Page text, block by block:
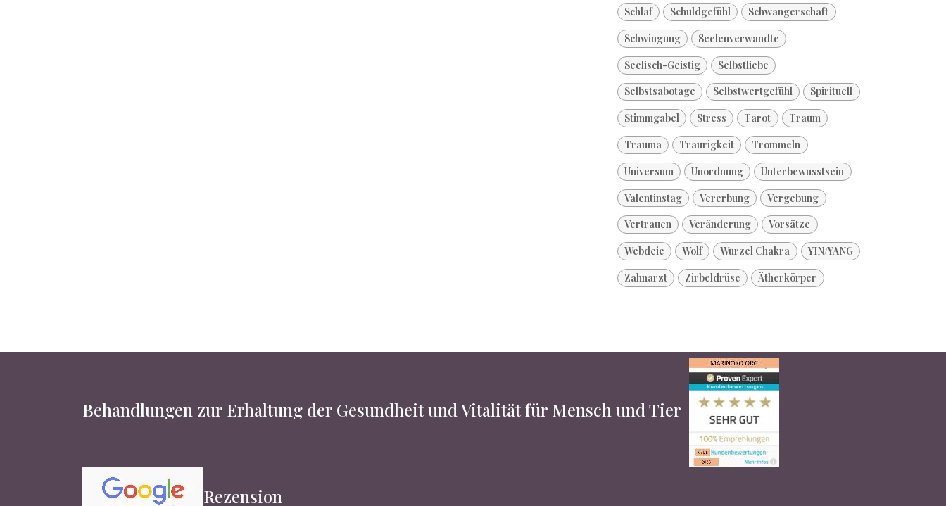
Schlaf
Schuldgefühl
Schwangerschaft
Schwingung
Seelenverwandte
Seelisch-Geistig
Selbstliebe
Selbstsabotage
Selbstwertgefühl
Spirituell
Stimmgabel
Stress Tarot
Traum
Trauma
Traurigkeit
Trommeln
Universum
Unordnung
Unterbewusstsein
Valentinstag
Vererbung
Vergebung
Vertrauen
Veränderung
Vorsätze
Webdeie
Wolf Wurzel Chakra
YIN/YANG
Zahnarzt
Zirbeldrüse Ätherkörper
Behandlungen zur Erhaltung der Gesundheit und Vitalität für Mensch und Tier
Rezension